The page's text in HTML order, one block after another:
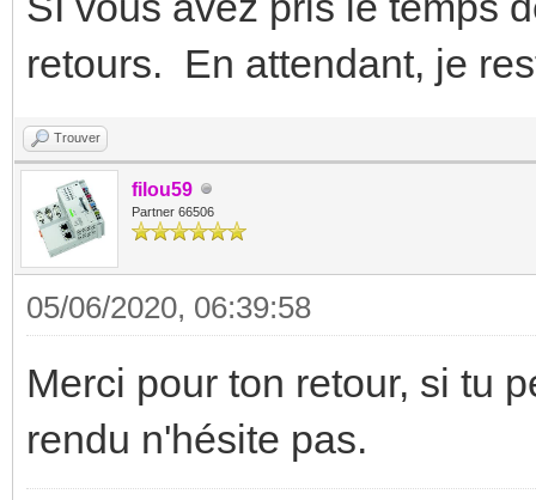
retours. En attendant, je
Trouver
filou59
Partner 66506
05/06/2020, 06:39:58
Merci pour ton retour, si tu
rendu n'hésite pas.